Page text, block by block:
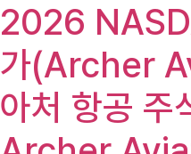
2026
가(Archer
아처 항공 주